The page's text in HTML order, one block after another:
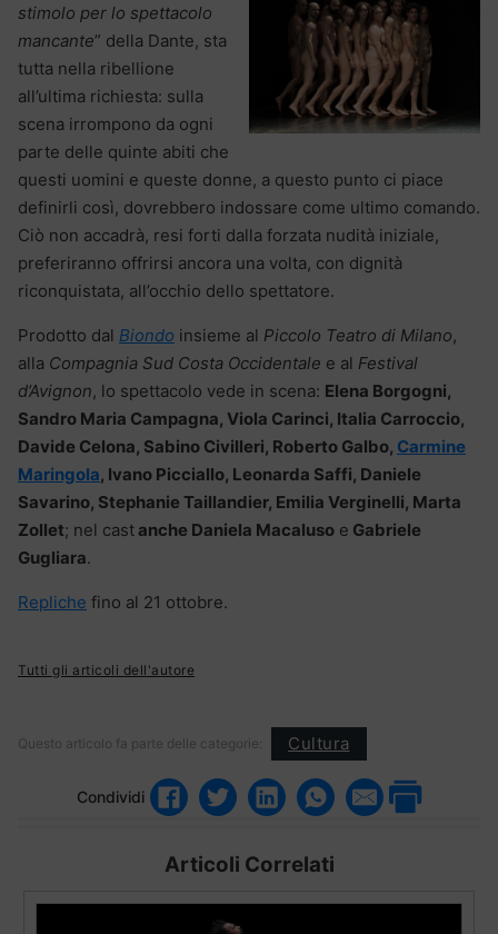
stimolo per lo spettacolo
mancante” della Dante, sta
tutta nella ribellione
all’ultima richiesta: sulla
scena irrompono da ogni
parte delle quinte abiti che
questi uomini e queste donne, a questo punto ci piace
definirli così, dovrebbero indossare come ultimo comando.
Ciò non accadrà, resi forti dalla forzata nudità iniziale,
preferiranno offrirsi ancora una volta, con dignità
riconquistata, all’occhio dello spettatore.
Prodotto dal Biondo insieme al Piccolo Teatro di Milano,
alla Compagnia Sud Costa Occidentale e al Festival
d’Avignon, lo spettacolo vede in scena: Elena Borgogni,
Sandro Maria Campagna, Viola Carinci, Italia Carroccio,
Davide Celona, Sabino Civilleri, Roberto Galbo, Carmine
Maringola, Ivano Picciallo, Leonarda Saffi, Daniele
Savarino, Stephanie Taillandier, Emilia Verginelli, Marta
Zollet; nel castanche Daniela Macaluso e Gabriele
Gugliara.
Repliche fino al 21 ottobre.
Tutti gli articoli dell'autore
Questo articolo fa parte delle categorie: Cultura
Condividi
Articoli Correlati